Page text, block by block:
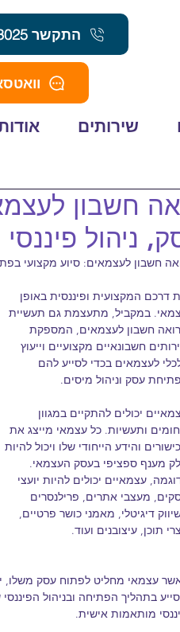
התקשר 052-5403025
חשבון
ניהול
חשבון לעצמאים: סיוע מקצועי
דרכם המקצועית ופיננסית באופן
במקביל, מתעצמת גם תעשיית
חשבון לעצמאים, המספקת
חשבונאיים מקצועיים וייעוץ
לעצמאים בכדי לסייע להם
עסק וניהול מיסים.
יכולים להתקיים במגוון
ותעשיות. כל עצמאי מייצג את
והידע הייחודי שלו ויכול להיות
מענף ספציפי בעסק העצמאי.
עצמאיים יכולים להיות יועצי
מעצבי אתרים, פרילנסרים
דיגיטלי, מאמני כושר פרטיים,
תוכן, עיצובנים ועוד.
עצמאי מחליט לפתוח עסק משלו,
בתהליך הפתיחה ובניהול
מותאמות אישית.
שירותים